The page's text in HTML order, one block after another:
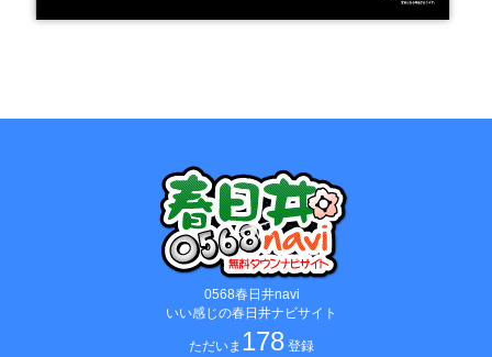
0568春日井navi
いい感じの春日井ナビサイト
ただいま 178 登録